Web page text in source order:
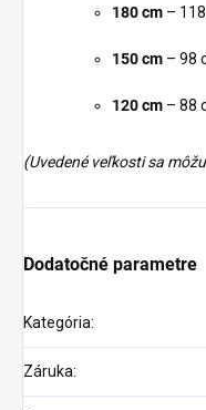
180 cm –
150 cm – 98
120 cm – 88
(Uvedené veľkosti sa
Dodatočné parametre
Kategória:
Záruka: